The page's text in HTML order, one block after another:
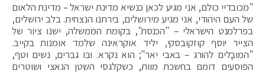
"מכובדיי כולם, אני מגיע לכאן כנשיא מדינת ישראל – מדינת הלאום
של העם היהודי, אני מגיע מירושלים, בירתנו הנצחית. בלב ירושלים,
בפרלמנט הישראלי – "הכנסת", בקומת הממשלה, ישנו ציור של
הצייר יוסף קוזקובסקי, יליד אוקראינה שלמד אומנות בקייב.
"המובָלים להורג – באבי יאר"; הוא נקרא. ובו גברים, נשים וטף,
הפוסעים דומם בחשכת מוות, כשקלגסי השטן הנאצי ושוטרים